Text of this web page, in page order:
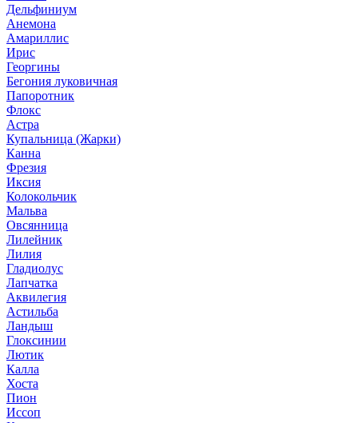
Дельфиниум
Анемона
Амариллис
Ирис
Георгины
Бегония луковичная
Папоротник
Флокс
Астра
Купальница (Жарки)
Канна
Фрезия
Иксия
Колокольчик
Мальва
Овсянница
Лилейник
Лилия
Гладиолус
Лапчатка
Аквилегия
Астильба
Ландыш
Глоксинии
Лютик
Калла
Хоста
Пион
Иссоп